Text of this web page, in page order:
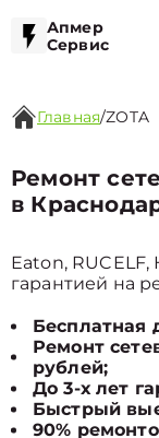
Апмер
Сервис
Главная/ZOTA
Ремонт
в
Eaton,
гарантией на
Бесплатная
Ремонт
рублей;
До 3-х лет
Быстрый
90%